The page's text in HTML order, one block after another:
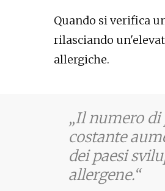
Quando si verifica
rilasciando
allergiche.
Il numero di
costante
dei paesi
allergene.